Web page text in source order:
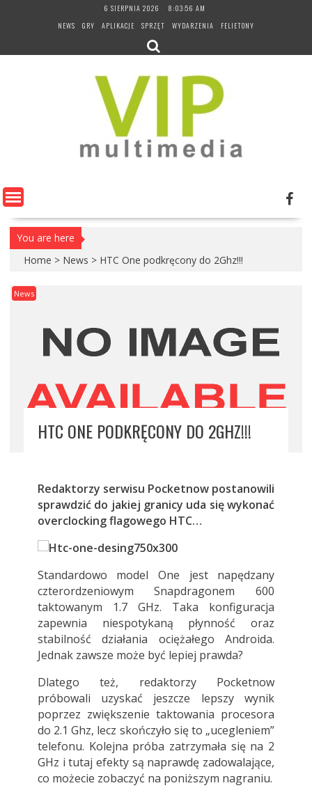
6 SIERPNIA 2026
8:03:57 AM
NEWS
GRY APLIKACJE SPRZĘT WYDARZENIA FELIETONY
You are here
Home > News > HTC One podkręcony do 2Ghz!!!
News
HTC ONE PODKRĘCONY DO 2GHZ!!!
Redaktorzy serwisu Pocketnow postanowili
sprawdzić do jakiej granicy uda się wykonać
overclocking flagowego HTC…
Standardowo model One jest napędzany
czterordzeniowym Snapdragonem 600
taktowanym 1.7 GHz. Taka konfiguracja
zapewnia niespotykaną płynność oraz
stabilność działania ociężałego Androida.
Jednak zawsze może być lepiej prawda?
Dlatego też, redaktorzy Pocketnow
próbowali uzyskać jeszcze lepszy wynik
poprzez zwiększenie taktowania procesora
do 2.1 Ghz, lecz skończyło się to „ucegleniem”
telefonu. Kolejna próba zatrzymała się na 2
GHz i tutaj efekty są naprawdę zadowalające,
co możecie zobaczyć na poniższym nagraniu.